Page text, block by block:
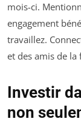
mois-ci.
engagement
travaillez.
et des amis de la
Investir
non